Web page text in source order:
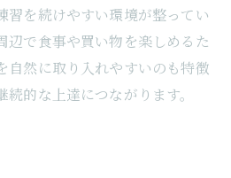
習を続けやすい環境が整ってい
辺で食事や買い物を楽しめるた
自然に取り入れやすいのも特徴
的な上達につながります。